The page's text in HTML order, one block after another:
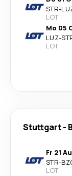
STR-
LOT
Mo 05
LUZ-
LOT
Stuttgart-
Fr 21
STR-
LOT